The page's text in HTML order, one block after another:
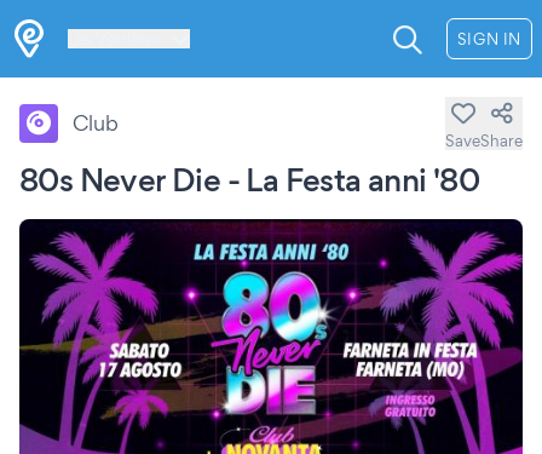
SIGN IN
80s Never Die - La Festa anni '80
Club
SaveShare